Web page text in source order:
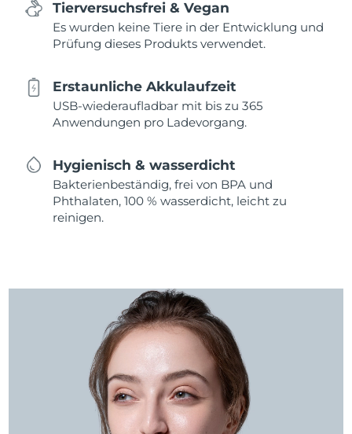
Tierversuchsfrei & Vegan
Es wurden keine Tiere in der Entwicklung und
Prüfung dieses Produkts verwendet.
Erstaunliche Akkulaufzeit
USB-wiederaufladbar mit bis zu 365
Anwendungen pro Ladevorgang.
Hygienisch & wasserdicht
Bakterienbeständig, frei von BPA und
Phthalaten, 100 % wasserdicht, leicht zu
reinigen.